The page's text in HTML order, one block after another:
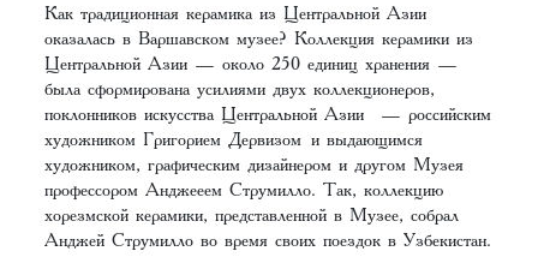
Как традиционная керамика из Центральной Азии
оказалась в Варшавском музее? Коллекция керамики из
Центральной Азии — около 250 единиц хранения —
была сформирована усилиями двух коллекционеров,
поклонников искусства Центральной Азии — российским
художником Григорием Дервизом и выдающимся
художником, графическим дизайнером и другом Музея
профессором Анджееем Струмилло. Так, коллекцию
хорезмской керамики, представленной в Музее, собрал
Анджей Струмилло во время своих поездок в Узбекистан.